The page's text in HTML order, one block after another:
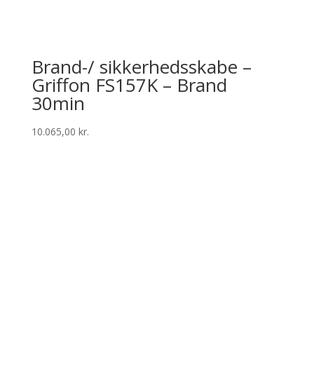
Brand-/ sikkerhedsskabe –
Griffon FS157K – Brand
30min
10.065,00 kr.